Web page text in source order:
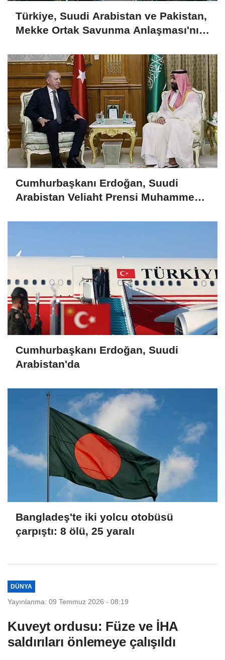
Türkiye, Suudi Arabistan ve Pakistan,
Mekke Ortak Savunma Anlaşması'nı
Cumhurbaşkanı Erdoğan, Suudi
Arabistan Veliaht Prensi Muhammed
Cumhurbaşkanı Erdoğan, Suudi
Arabistan'da
Bangladeş'te iki yolcu otobüsü
çarpıştı: 8 ölü, 25 yaralı
DÜNYA
Yayınlanma: 09 Temmuz 2026 - 08:19
Kuveyt ordusu: Füze ve İHA
saldırıları önlemeye çalışıldı